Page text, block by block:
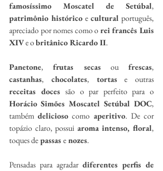
famosíssimo Moscatel de Setúbal
patrimônio histórico e cultural português,
apreciado por nomes como o rei francês Luis
XIV e o britânico Ricardo II.
Panetone, frutas secas ou frescas
castanhas, chocolates, tortas
receitas doces
Horácio Simões Moscatel Setúbal DOC,
também delicioso como aperitivo. De cor
topázio claro, possui aroma intenso, floral,
toques de passas e nozes.
Pensadas para agradar diferentes perfis de